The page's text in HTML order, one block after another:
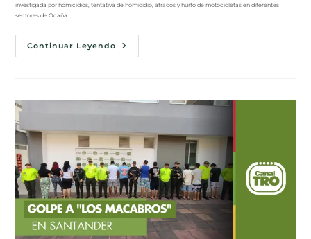
investigada por homicidios, tentativa de homicidio, atracos y hurto de motocicletas en diferentes
sectores de Ocaña.…
Continuar Leyendo